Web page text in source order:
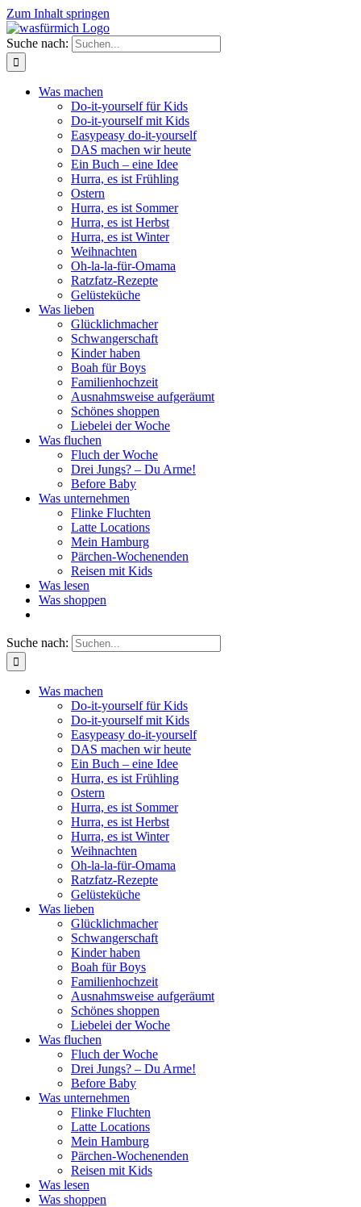
Zum Inhalt springen
Suche nach:
Was machen
Do-it-yourself für Kids
Do-it-yourself mit Kids
Easypeasy do-it-yourself
DAS machen wir heute
Ein Buch – eine Idee
Hurra, es ist Frühling
Ostern
Hurra, es ist Sommer
Hurra, es ist Herbst
Hurra, es ist Winter
Weihnachten
Oh-la-la-für-Omama
Ratzfatz-Rezepte
Gelüsteküche
Was lieben
Glücklichmacher
Schwangerschaft
Kinder haben
Boah für Boys
Familienhochzeit
Ausnahmsweise aufgeräumt
Schönes shoppen
Liebelei der Woche
Was fluchen
Fluch der Woche
Drei Jungs? – Du Arme!
Before Baby
Was unternehmen
Flinke Fluchten
Latte Locations
Mein Hamburg
Pärchen-Wochenenden
Reisen mit Kids
Was lesen
Was shoppen
Suche nach:
Was machen
Do-it-yourself für Kids
Do-it-yourself mit Kids
Easypeasy do-it-yourself
DAS machen wir heute
Ein Buch – eine Idee
Hurra, es ist Frühling
Ostern
Hurra, es ist Sommer
Hurra, es ist Herbst
Hurra, es ist Winter
Weihnachten
Oh-la-la-für-Omama
Ratzfatz-Rezepte
Gelüsteküche
Was lieben
Glücklichmacher
Schwangerschaft
Kinder haben
Boah für Boys
Familienhochzeit
Ausnahmsweise aufgeräumt
Schönes shoppen
Liebelei der Woche
Was fluchen
Fluch der Woche
Drei Jungs? – Du Arme!
Before Baby
Was unternehmen
Flinke Fluchten
Latte Locations
Mein Hamburg
Pärchen-Wochenenden
Reisen mit Kids
Was lesen
Was shoppen